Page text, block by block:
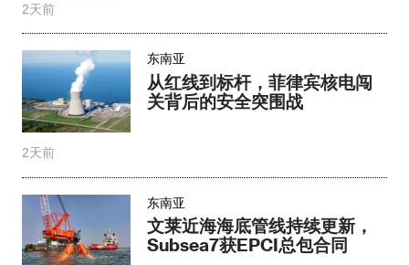
2天前
东南亚
从红线到标杆，菲律宾核电闯
关背后的安全突围战
2天前
东南亚
文莱近海海底管线持续更新，
Subsea7获EPCI总包合同